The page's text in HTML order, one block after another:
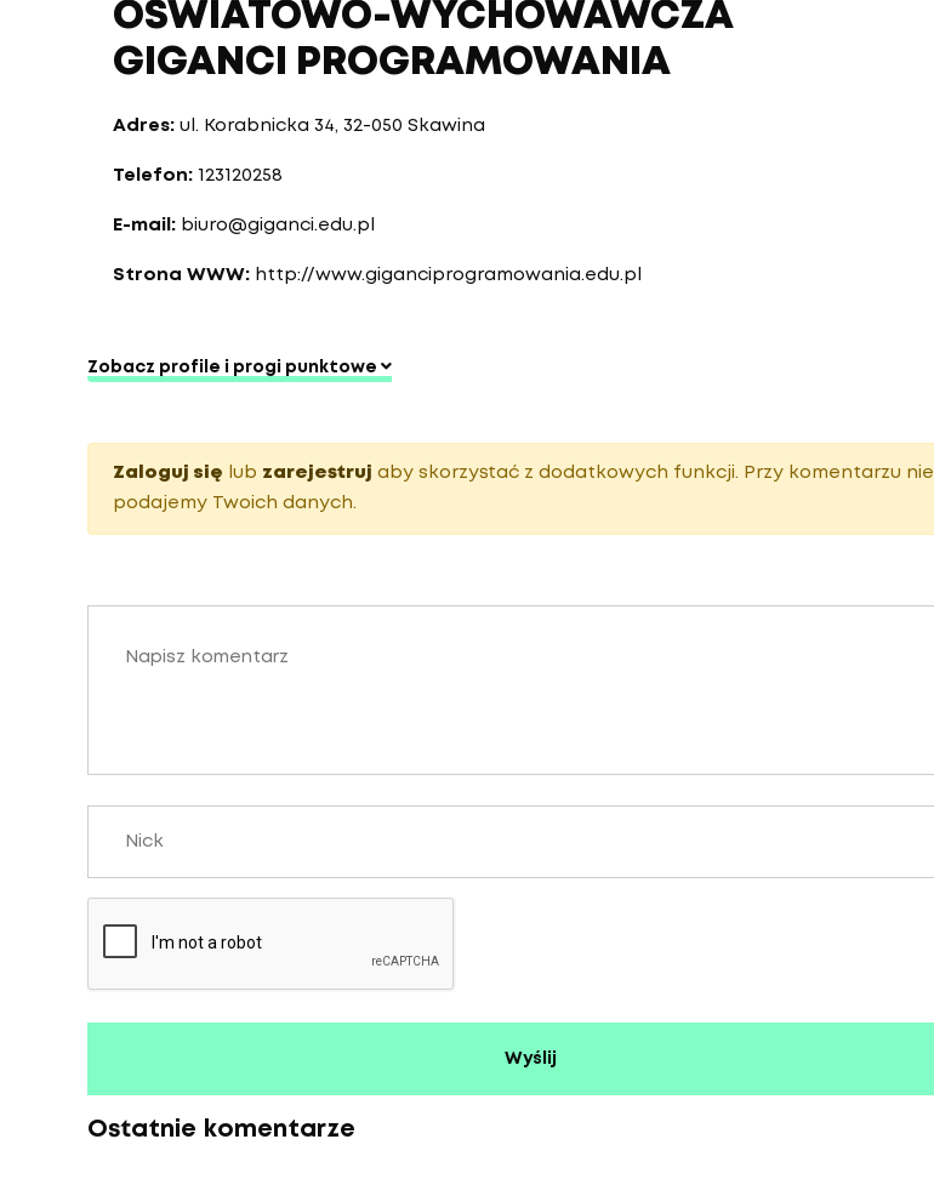
OŚWIATOWO-WYCHOWAWCZA
GIGANCI PROGRAMOWANIA
Adres: ul. Korabnicka 34, 32-050 Skawina
Telefon: 123120258
E-mail: biuro@giganci.edu.pl
Strona WWW: http://www.giganciprogramowania.edu.pl
Zobacz profile i progi punktowe
Zaloguj się lub zarejestruj aby skorzystać z dodatkowych funkcji. Przy komentarzu nie
podajemy Twoich danych.
Ostatnie komentarze